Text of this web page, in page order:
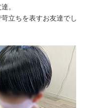
。
立ちを表すお友達でし